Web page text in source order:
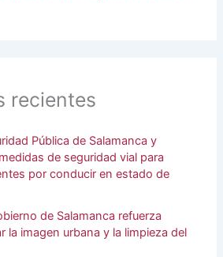
recientes
Pública de Salamanca y
de seguridad vial para
por conducir en estado de
de Salamanca refuerza
la imagen urbana y la limpieza del